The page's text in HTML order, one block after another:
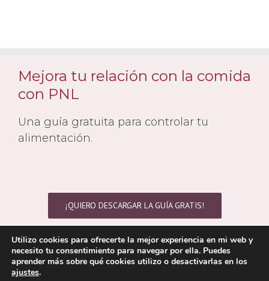
Mejora tu relación con la comida
con PNL
Una guía gratuita para controlar tu
alimentación.
¡QUIERO DESCARGAR LA GUÍA GRATIS!
Copyright 2021 © Yolanda Cambra | Todos los derechos reservados
Utilizo cookies para ofrecerte la mejor experiencia en mi web y
necesito tu consentimiento para navegar por ella. Puedes
aprender más sobre qué cookies utilizo o desactivarlas en los
ajustes.